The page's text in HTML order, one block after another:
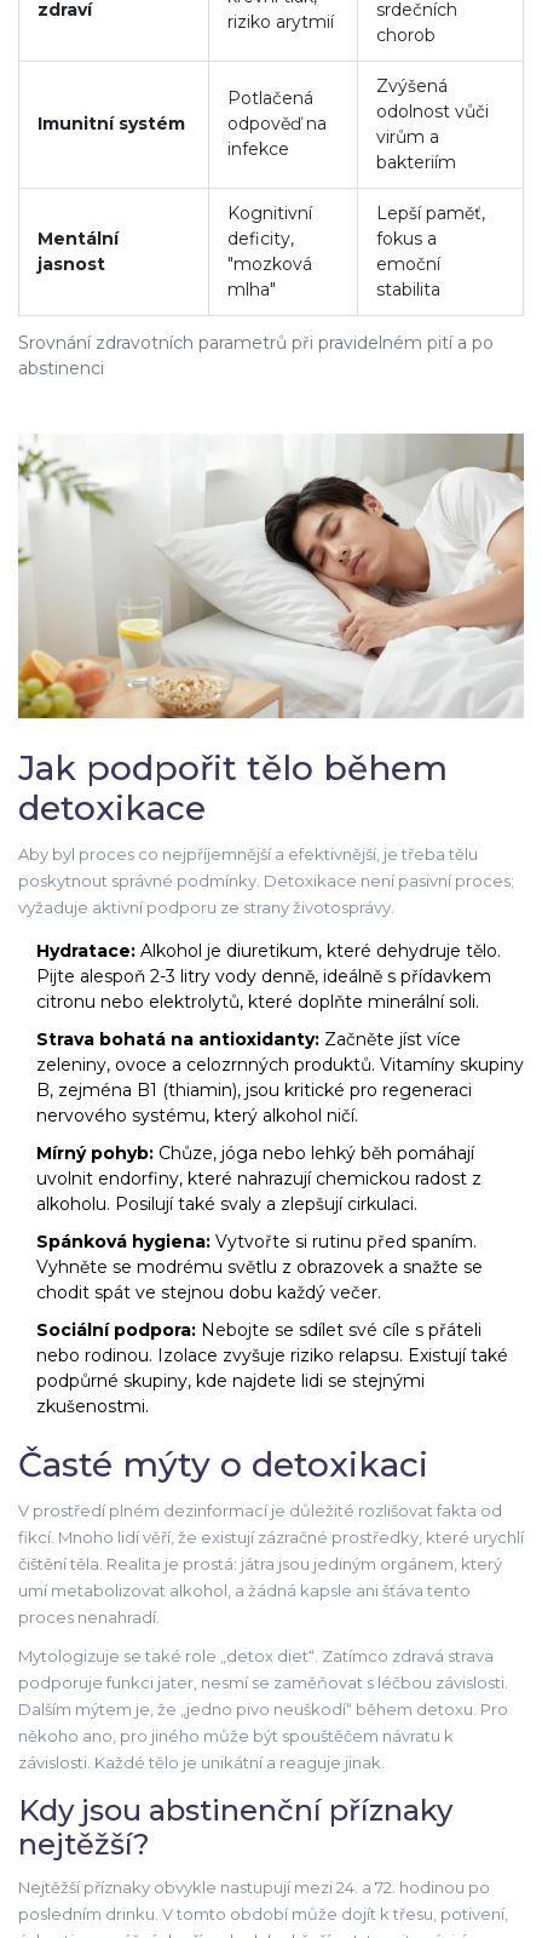
Srovnání zdravotních parametrů při pravidelném pití a po
abstinenci
zdraví
riziko arytmií
srdečních
chorob
Imunitní systém
Potlačená
odpověď na
infekce
Zvýšená
odolnost vůči
virům a
bakteriím
Mentální
jasnost
Kognitivní
deficity,
"mozková
mlha"
Lepší paměť,
fokus a
emoční
stabilita
Jak podpořit tělo během
detoxikace
Aby byl proces co nejpříjemnější a efektivnější, je třeba tělu
poskytnout správné podmínky. Detoxikace není pasivní proces;
vyžaduje aktivní podporu ze strany životosprávy.
Hydratace: Alkohol je diuretikum, které dehydruje tělo.
Pijte alespoň 2-3 litry vody denně, ideálně s přídavkem
citronu nebo elektrolytů, které doplňte minerální soli.
Strava bohatá na antioxidanty: Začněte jíst více
zeleniny, ovoce a celozrnných produktů. Vitamíny skupiny
B, zejména B1 (thiamin), jsou kritické pro regeneraci
nervového systému, který alkohol ničí.
Mírný pohyb: Chůze, jóga nebo lehký běh pomáhají
uvolnit endorfiny, které nahrazují chemickou radost z
alkoholu. Posilují také svaly a zlepšují cirkulaci.
Spánková hygiena: Vytvořte si rutinu před spaním.
Vyhněte se modrému světlu z obrazovek a snažte se
chodit spát ve stejnou dobu každý večer.
Sociální podpora: Nebojte se sdílet své cíle s přáteli
nebo rodinou. Izolace zvyšuje riziko relapsu. Existují také
podpůrné skupiny, kde najdete lidi se stejnými
zkušenostmi.
Časté mýty o detoxikaci
V prostředí plném dezinformací je důležité rozlišovat fakta od
fikcí. Mnoho lidí věří, že existují zázračné prostředky, které urychlí
čištění těla. Realita je prostá: játra jsou jediným orgánem, který
umí metabolizovat alkohol, a žádná kapsle ani šťáva tento
proces nenahradí.
Mytologizuje se také role „detox diet“. Zatímco zdravá strava
podporuje funkci jater, nesmí se zaměňovat s léčbou závislosti.
Dalším mýtem je, že „jedno pivo neuškodí“ během detoxu. Pro
někoho ano, pro jiného může být spouštěčem návratu k
závislosti. Každé tělo je unikátní a reaguje jinak.
Kdy jsou abstinenční příznaky
nejtěžší?
Nejtěžší příznaky obvykle nastupují mezi 24. a 72. hodinou po
posledním drinku. V tomto období může dojít k třesu, potivení,